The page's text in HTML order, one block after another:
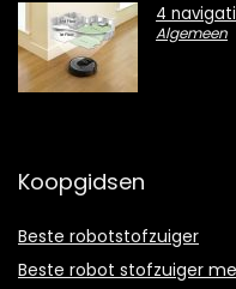
4
Algemeen
Koopgidsen
Beste robotstofzuiger
Beste robot stofzuiger